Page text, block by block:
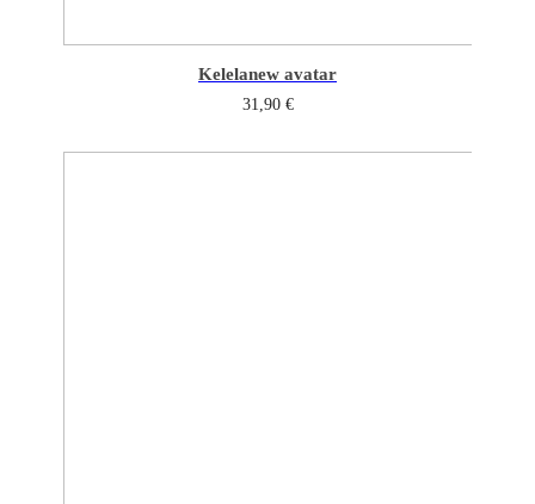
Kelelanew avatar
31,90 €